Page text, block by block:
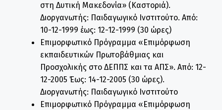
στη Δυτική Μακεδονία» (Καστοριά).
Διοργανωτής: Παιδαγωγικό Ινστιτούτο. Από:
10-12-1999 έως: 12-12-1999 (30 ώρες)
Επιμορφωτικό Πρόγραμμα «Επιμόρφωση
εκπαιδευτικών Πρωτοβάθμιας και
Προσχολικής στο ΔΕΠΠΣ και τα ΑΠΣ». Από: 12-
12-2005 Έως: 14-12-2005 (30 ώρες).
Διοργανωτής: Παιδαγωγικό Ινστιτούτο
Επιμορφωτικό Πρόγραμμα «Επιμόρφωση